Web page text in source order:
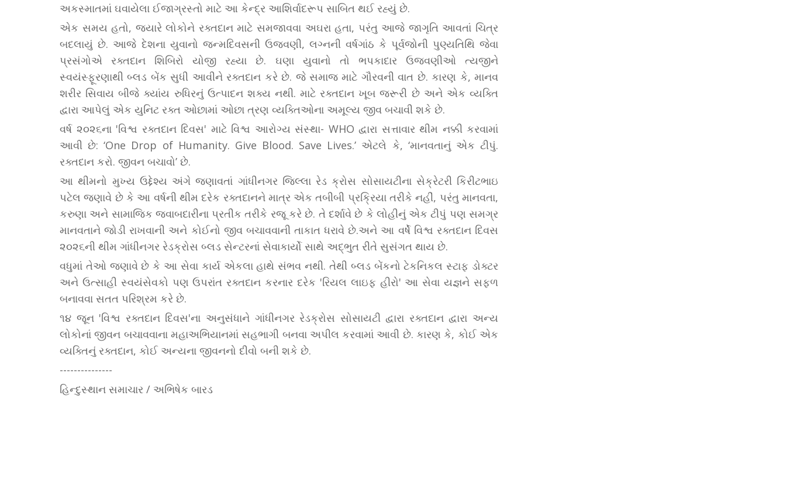
અકસ્માતમાં ઘવાયેલા ઈજાગ્રસ્તો માટે આ કેન્દ્ર આશિર્વાદરૂપ સાબિત થઈ રહ્યું છે.
એક સમય હતો, જ્યારે લોકોને રક્તદાન માટે સમજાવવા અઘરા હતા, પરંતુ આજે જાગૃતિ આવતાં ચિત્ર
બદલાયું છે. આજે દેશના યુવાનો જન્મદિવસની ઉજવણી, લગ્નની વર્ષગાંઠ કે પૂર્વજોની પુણ્યતિથિ જેવા
પ્રસંગોએ રક્તદાન શિબિરો યોજી રહ્યા છે. ઘણા યુવાનો તો ભપકાદાર ઉજવણીઓ ત્યજીને
સ્વયંસ્ફૂરણાથી બ્લડ બેંક સુધી આવીને રક્તદાન કરે છે. જે સમાજ માટે ગૌરવની વાત છે. કારણ કે, માનવ
શરીર સિવાય બીજે ક્યાંય રુધિરનું ઉત્પાદન શક્ય નથી. માટે રક્તદાન ખૂબ જરૂરી છે અને એક વ્યક્તિ
દ્વારા આપેલું એક યુનિટ રક્ત ઓછામાં ઓછા ત્રણ વ્યક્તિઓના અમૂલ્ય જીવ બચાવી શકે છે.
વર્ષ ૨૦૨૬ના 'વિશ્વ રક્તદાન દિવસ' માટે વિશ્વ આરોગ્ય સંસ્થા- WHO દ્વારા સત્તાવાર થીમ નક્કી કરવામાં
આવી છે: ‘One Drop of Humanity. Give Blood. Save Lives.’ એટલે કે, ‘માનવતાનું એક ટીપું.
રક્તદાન કરો. જીવન બચાવો’ છે.
આ થીમનો મુખ્ય ઉદ્દેશ્ય અંગે જણાવતાં ગાંધીનગર જિલ્લા રેડ ક્રોસ સોસાયટીના સેક્રેટરી કિરીટભાઇ
પટેલ જણાવે છે કે આ વર્ષની થીમ દરેક રક્તદાનને માત્ર એક તબીબી પ્રક્રિયા તરીકે નહીં, પરંતુ માનવતા,
કરુણા અને સામાજિક જવાબદારીના પ્રતીક તરીકે રજૂ કરે છે. તે દર્શાવે છે કે લોહીનું એક ટીપું પણ સમગ્ર
માનવતાને જોડી રાખવાની અને કોઈનો જીવ બચાવવાની તાકાત ધરાવે છે.અને આ વર્ષે વિશ્વ રક્તદાન દિવસ
૨૦૨૬ની થીમ ગાંધીનગર રેડક્રોસ બ્લડ સેન્ટરનાં સેવાકાર્યો સાથે અદ્ભુત રીતે સુસંગત થાય છે.
વધુમાં તેઓ જણાવે છે કે આ સેવા કાર્ય એકલા હાથે સંભવ નથી. તેથી બ્લડ બેંકનો ટેકનિકલ સ્ટાફ ડોક્ટર
અને ઉત્સાહી સ્વયંસેવકો પણ ઉપરાંત રક્તદાન કરનાર દરેક 'રિયલ લાઇફ હીરો' આ સેવા યજ્ઞને સફળ
બનાવવા સતત પરિશ્રમ કરે છે.
૧૪ જૂન 'વિશ્વ રક્તદાન દિવસ'ના અનુસંધાને ગાંધીનગર રેડક્રોસ સોસાયટી દ્વારા રક્તદાન દ્વારા અન્ય
લોકોનાં જીવન બચાવવાના મહાઅભિયાનમાં સહભાગી બનવા અપીલ કરવામાં આવી છે. કારણ કે, કોઈ એક
વ્યક્તિનું રક્તદાન, કોઈ અન્યના જીવનનો દીવો બની શકે છે.
---------------
હિન્દુસ્થાન સમાચાર / અભિષેક બારડ